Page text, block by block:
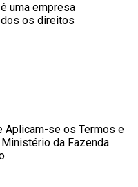
uma empresa
os direitos
Aplicam-se os Termos e
da Fazenda